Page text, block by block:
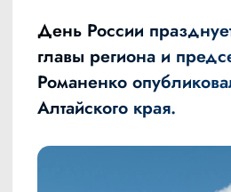
День России
главы региона и
Романенко
Алтайского края.